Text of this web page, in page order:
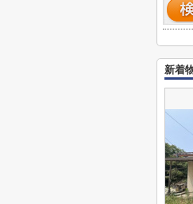
新着